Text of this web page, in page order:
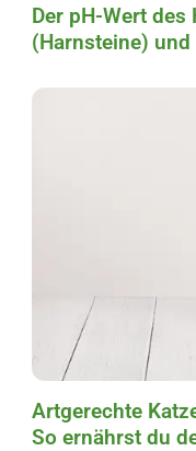
Der pH-Wert des
(Harnsteine)
Artgerechte
So ernährst du